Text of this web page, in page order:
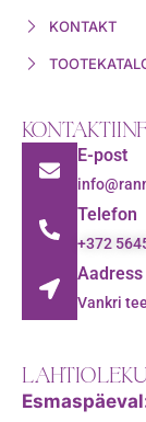
KONTAKT
E-post
Telefon
+372
Aadress
Vankri